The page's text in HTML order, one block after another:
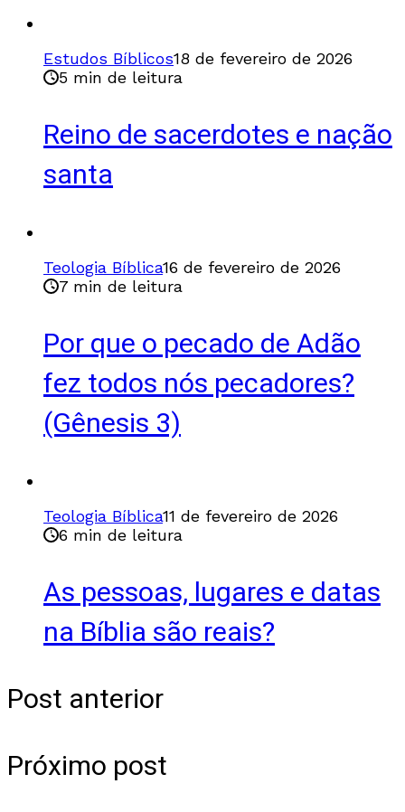
Estudos Bíblicos18 de fevereiro de 2026
5 min de leitura
Reino de sacerdotes e nação
santa
Teologia Bíblica16 de fevereiro de 2026
7 min de leitura
Por que o pecado de Adão
fez todos nós pecadores?
(Gênesis 3)
Teologia Bíblica11 de fevereiro de 2026
6 min de leitura
As pessoas, lugares e datas
na Bíblia são reais?
Post anterior
Próximo post